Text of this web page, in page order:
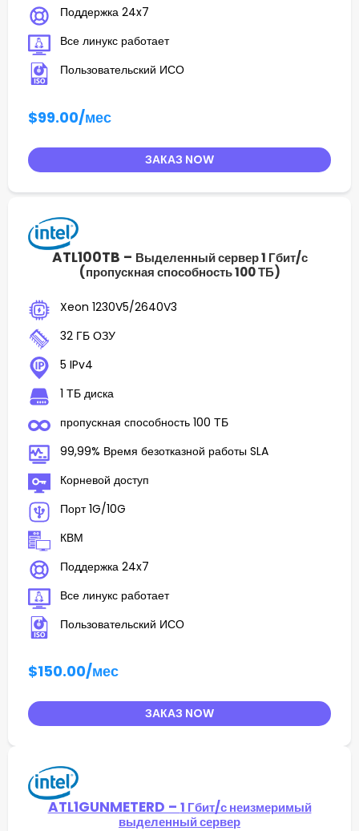
Поддержка 24x7
Все линукс работает
Пользовательский ИСО
$99.00/мес
ЗАКАЗ NOW
ATL100TB – Выделенный сервер 1 Гбит/с
(пропускная способность 100 ТБ)
Xeon 1230V5/2640V3
32 ГБ ОЗУ
5 IPv4
1 ТБ диска
пропускная способность 100 ТБ
99,99% Время безотказной работы SLA
Корневой доступ
Порт 1G/10G
КВМ
Поддержка 24x7
Все линукс работает
Пользовательский ИСО
$150.00/мес
ЗАКАЗ NOW
ATL1GUNMETERD – 1 Гбит/с неизмеримый
выделенный сервер